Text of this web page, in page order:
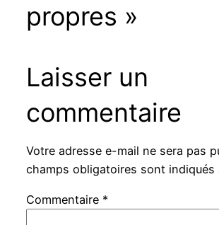
propres »
Laisser un
commentaire
Votre adresse e-mail ne sera pas
champs obligatoires sont indiqués
Commentaire *